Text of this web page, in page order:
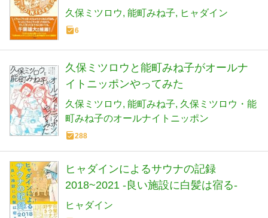
みねヒャダこじらせ雑談～
久保ミツロウ 能町みね子 ヒャダイン
6
久保ミツロウと能町みね子がオールナ
イトニッポンやってみた
久保ミツロウ 能町みね子 久保ミツロウ・能
町みね子のオールナイトニッポン
288
ヒャダインによるサウナの記録
2018~2021 -良い施設に白髪は宿る-
ヒャダイン